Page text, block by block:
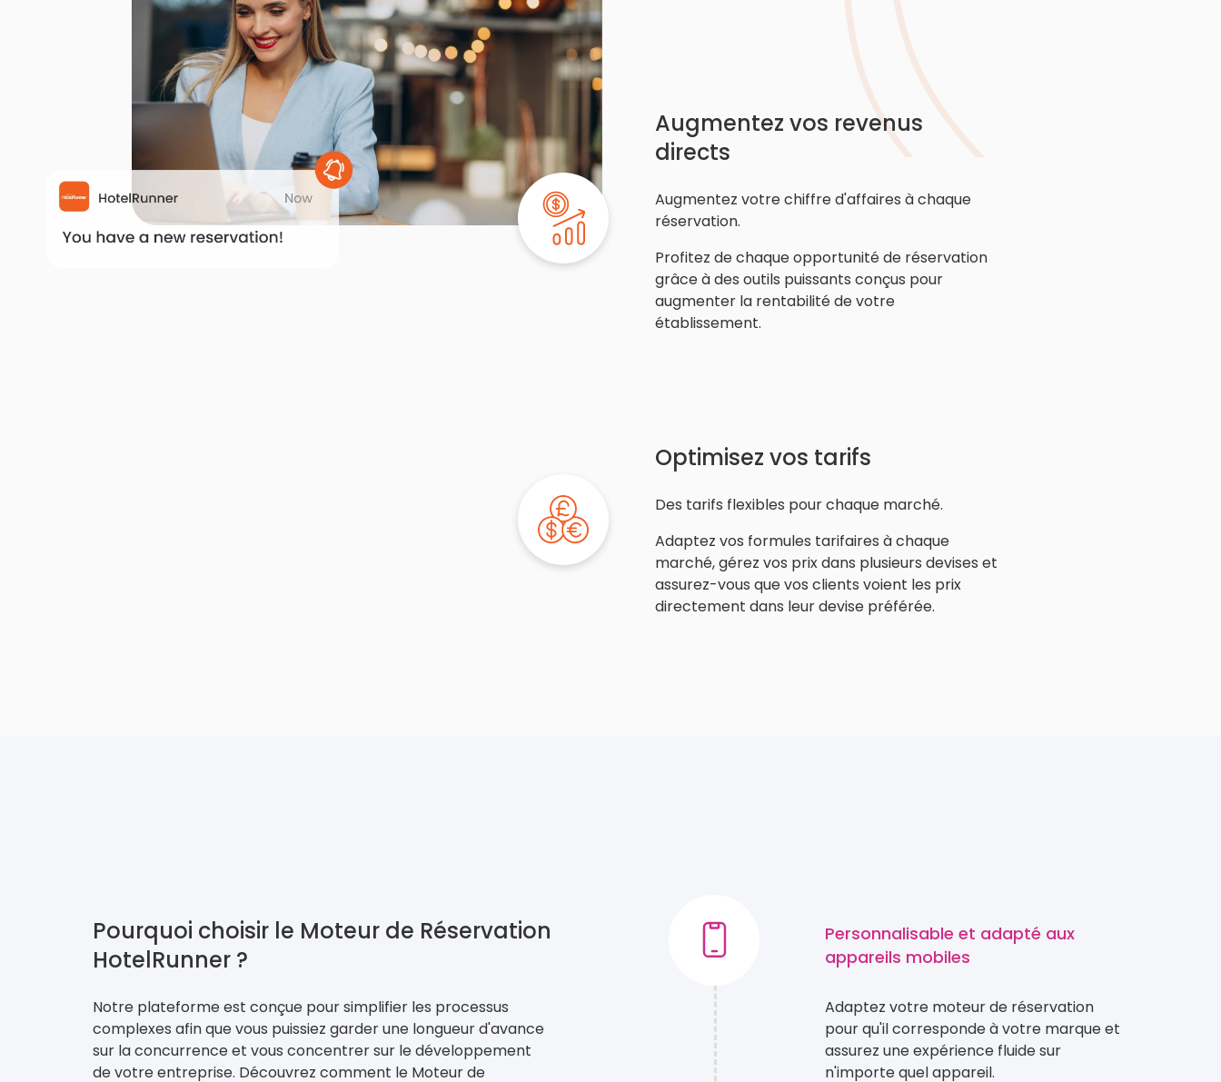
Augmentez vos revenus
directs
Augmentez votre chiffre d'affaires à chaque
réservation.
Profitez de chaque opportunité de réservation
grâce à des outils puissants conçus pour
augmenter la rentabilité de votre
établissement.
Optimisez vos tarifs
Des tarifs flexibles pour chaque marché.
Adaptez vos formules tarifaires à chaque
marché, gérez vos prix dans plusieurs devises et
assurez-vous que vos clients voient les prix
directement dans leur devise préférée.
Pourquoi choisir le Moteur de Réservation
HotelRunner ?
Notre plateforme est conçue pour simplifier les processus
complexes afin que vous puissiez garder une longueur d'avance
sur la concurrence et vous concentrer sur le développement
de votre entreprise. Découvrez comment le Moteur de
Personnalisable et adapté aux
appareils mobiles
Adaptez votre moteur de réservation
pour qu'il corresponde à votre marque et
assurez une expérience fluide sur
n'importe quel appareil.